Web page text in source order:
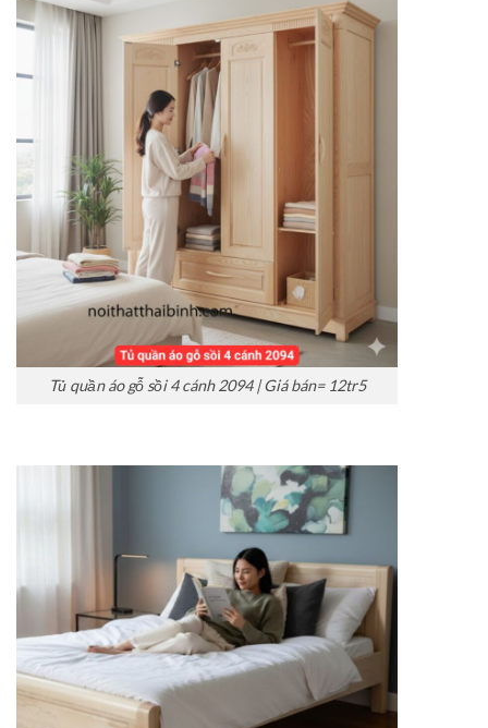
Tủ quần áo gỗ sồi 4 cánh 2094 | Giá bán= 12tr5